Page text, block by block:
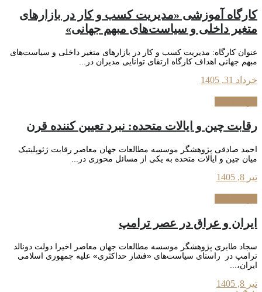
کارگاه آموزشی «مدیریت کسب و کار در بازارهای
متغیر داخلی و سیاست‌های مبهم جهانی»
عنوان کارگاه: مدیریت کسب و کار در بازارهای متغیر داخلی و سیاست‌های
مبهم جهانی اهداف کارگاه ارتقای توانایی مدیران در...
خرداد 31, 1405
رقابت چین و ایالات متحده: نبرد تعیین کننده قرن
احمد صادقی پژوهشگر موسسه مطالعات جهان معاصر رقابت ژئوپلیتیک
میان چین و ایالات متحده به یکی از مسائل محوری در...
تیر 8, 1405
ایران و عراق در عصر ترامپ
سجاد طایری پژوهشگر موسسه مطالعات جهان معاصر اخیرا دولت دونالد
ترامپ در راستای سیاست‌های «فشار حداکثری» علیه جمهوری اسلامی
ایران،...
تیر 8, 1405